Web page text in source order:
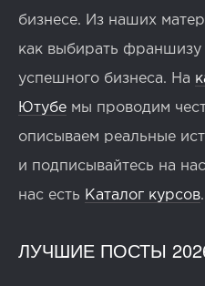
бизнесе. Из наших
как выбирать франшизу
успешного бизнеса. На
Ютубе мы проводим
описываем реальные
и подписывайтесь на
нас есть Каталог курсов.
ЛУЧШИЕ ПОСТЫ